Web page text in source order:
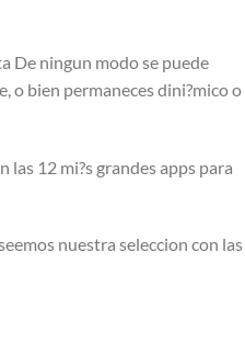
De ningun modo se puede
o bien permaneces dini?mico o
las 12 mi?s grandes apps para
nuestra seleccion con las